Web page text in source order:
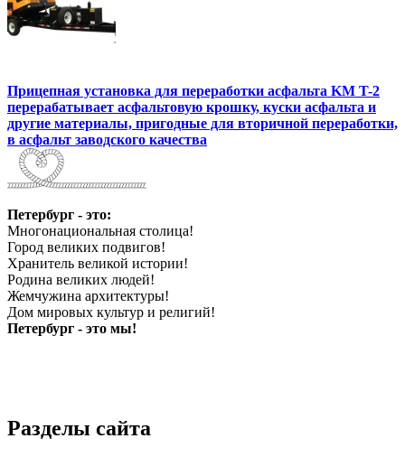
Прицепная установка для переработки асфальта KM T-2
перерабатывает асфальтовую крошку, куски асфальта и
другие материалы, пригодные для вторичной переработки,
в асфальт заводского качества
Петербург - это:
Многонациональная столица!
Город великих подвигов!
Хранитель великой истории!
Родина великих людей!
Жемчужина архитектуры!
Дом мировых культур и религий!
Петербург - это мы!
Разделы сайта